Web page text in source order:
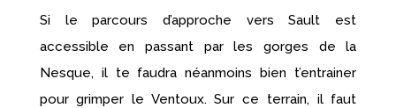
Si le parcours d’approche vers Sault est
accessible en passant par les gorges de la
Nesque, il te faudra néanmoins bien t’entrainer
pour grimper le Ventoux. Sur ce terrain, il faut